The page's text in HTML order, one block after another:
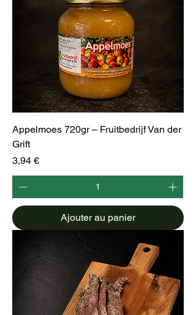
Appelmoes 720gr – Fruitbedrijf Van der
Grift
Prix
3,94 €
Ajouter au panier